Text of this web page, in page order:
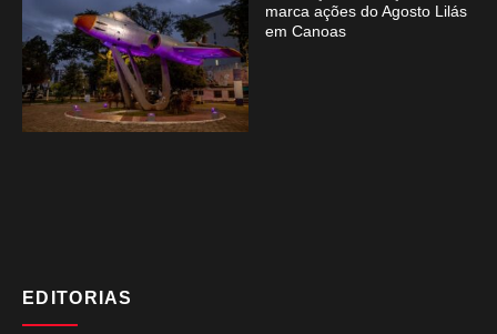
marca ações do Agosto Lilás
em Canoas
EDITORIAS